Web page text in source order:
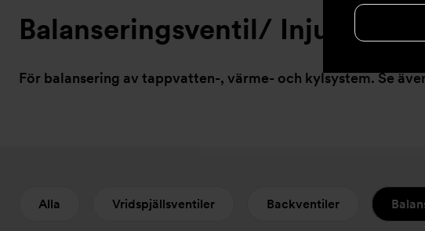
Balanseringsventil/
För balansering av tappvatten-, värme- och kylsystem. Se
Alla Vridspjällsventiler Backventiler